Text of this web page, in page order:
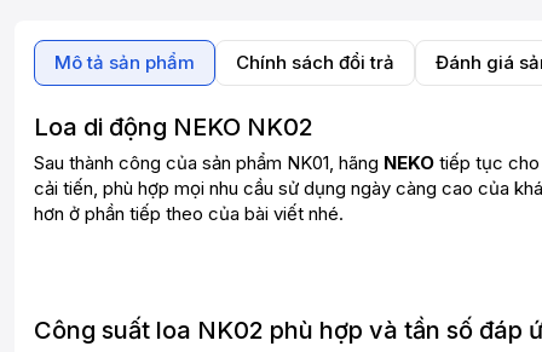
Mô tả sản phẩm Chính sách đổi trả Đánh giá
Loa di động NEKO NK02
Sau thành công của sản phẩm NK01 , hãng NEKO tiếp tục cho
cải tiến, phù hợp mọi nhu cầu sử dụng ngày càng cao của
hơn ở phần tiếp theo của bài viết nhé.
Công suất loa NK02 phù hợp và tần số đáp